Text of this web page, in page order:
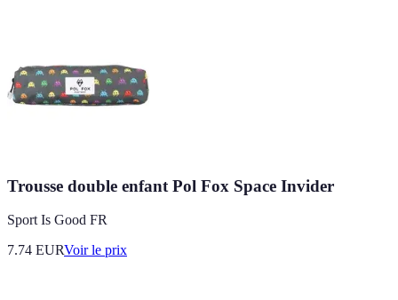
Trousse double enfant Pol Fox Space Invider
Sport Is Good FR
7.74 EURVoir le prix